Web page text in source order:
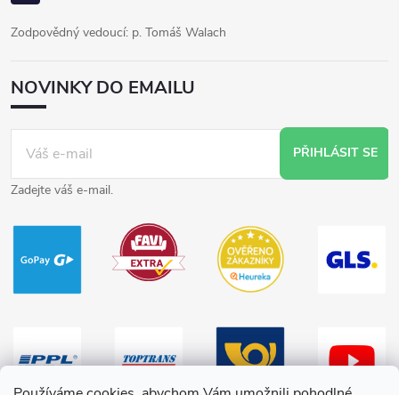
Zodpovědný vedoucí: p. Tomáš Walach
NOVINKY DO EMAILU
PŘIHLÁSIT SE
Zadejte váš e-mail.